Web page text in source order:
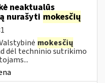
neaktualūs
nurašyti mokesčių
mokesčių
dėl techninio sutrikimo